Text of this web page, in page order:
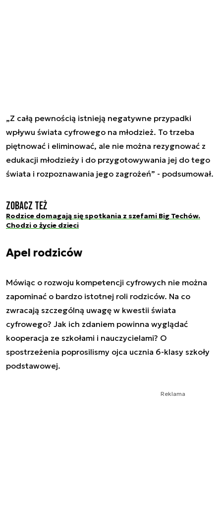
„Z całą pewnością istnieją negatywne przypadki
wpływu świata cyfrowego na młodzież. To trzeba
piętnować i eliminować, ale nie można rezygnować z
edukacji młodzieży i do przygotowywania jej do tego
świata i rozpoznawania jego zagrożeń” - podsumował.
Zobacz też
Rodzice domagają się spotkania z szefami Big Techów.
Chodzi o życie dzieci
Apel rodziców
Mówiąc o rozwoju kompetencji cyfrowych nie można
zapominać o bardzo istotnej roli rodziców. Na co
zwracają szczególną uwagę w kwestii świata
cyfrowego? Jak ich zdaniem powinna wyglądać
kooperacja ze szkołami i nauczycielami? O
spostrzeżenia poprosilismy ojca ucznia 6-klasy szkoły
podstawowej.
Reklama